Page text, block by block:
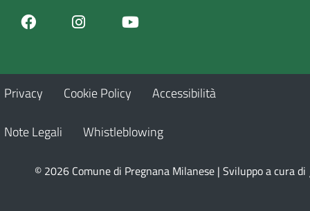
FacebookInstagram
Privacy Cookie Policy Accessibilità
Note Legali Whistleblowing
© 2026 Comune di Pregnana Milanese | Sviluppo a cura di